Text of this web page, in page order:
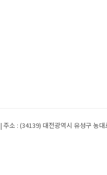
| 주소 : (34139) 대전광역시 유성구 농